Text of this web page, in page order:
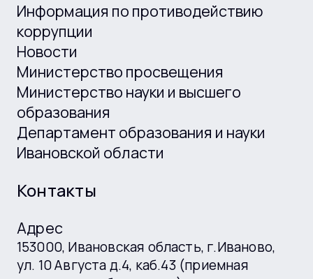
Информация по противодействию
коррупции
Новости
Министерство просвещения
Министерство науки и высшего
образования
Департамент образования и науки
Ивановской области
Контакты
Адрес
153000, Ивановская область, г.Иваново,
ул. 10 Августа д.4, каб.43 (приемная